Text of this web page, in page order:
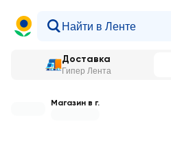
Доставка
Гипер Лента
Магазин в г.